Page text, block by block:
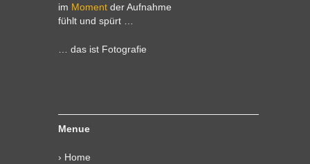
im Moment der Aufnahme
fühlt und spürt …
… das ist Fotografie
Menue
› Home